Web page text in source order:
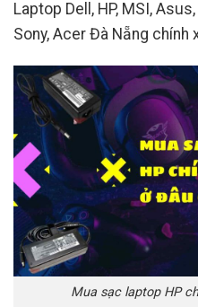
Laptop Dell, HP, MSI,
Sony, Acer Đà Nẵng chính
Mua sạc laptop HP